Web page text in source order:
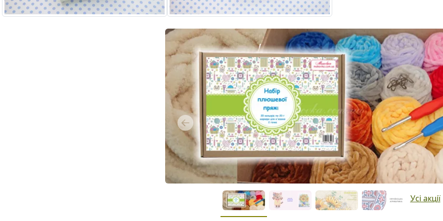
Previous
Усі акції